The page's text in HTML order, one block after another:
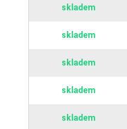
skladem
skladem
skladem
skladem
skladem